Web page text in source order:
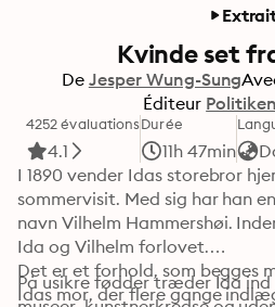
Kvinde set
De Jesper Wung-Sung
Éditeur
4252 évaluations
4.1
Durée
11h 47min
I 1890 vender Idas storebror
sommervisit. Med sig har han
navn Vilhelm Hammershøi.
Ida og Vilhelm forlovet.
Det er et forhold, som begges
Idas mor, der flere gange
På usikre fødder træder Ida